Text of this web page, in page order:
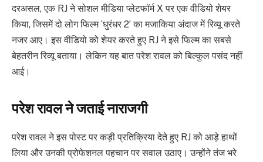
दरअसल, एक RJ ने सोशल मीडिया प्लेटफॉर्म X पर एक वीडियो शेयर
किया, जिसमें दो लोग फिल्म ‘धुरंधर 2’ का मजाकिया अंदाज में रिव्यू करते
नजर आए। इस वीडियो को शेयर करते हुए RJ ने इसे फिल्म का सबसे
बेहतरीन रिव्यू बताया। लेकिन यह बात परेश रावल को बिल्कुल पसंद नहीं
आई।
परेश रावल ने जताई नाराजगी
परेश रावल ने इस पोस्ट पर कड़ी प्रतिक्रिया देते हुए RJ को आड़े हाथों
लिया और उनकी प्रोफेशनल पहचान पर सवाल उठाए। उन्होंने तंज भरे